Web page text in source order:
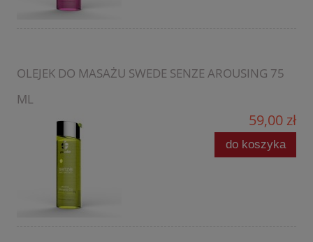
OLEJEK DO MASAŻU SWEDE SENZE AROUSING 75
ML
59,00 zł
do koszyka